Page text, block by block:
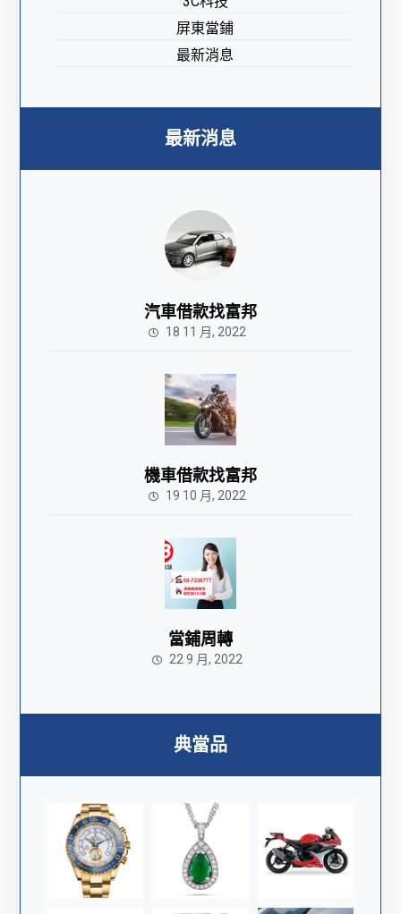
屏東當鋪
最新消息
最新消息
汽車借款找富邦
18 11 月, 2022
機車借款找富邦
19 10 月, 2022
當鋪周轉
22 9 月, 2022
典當品